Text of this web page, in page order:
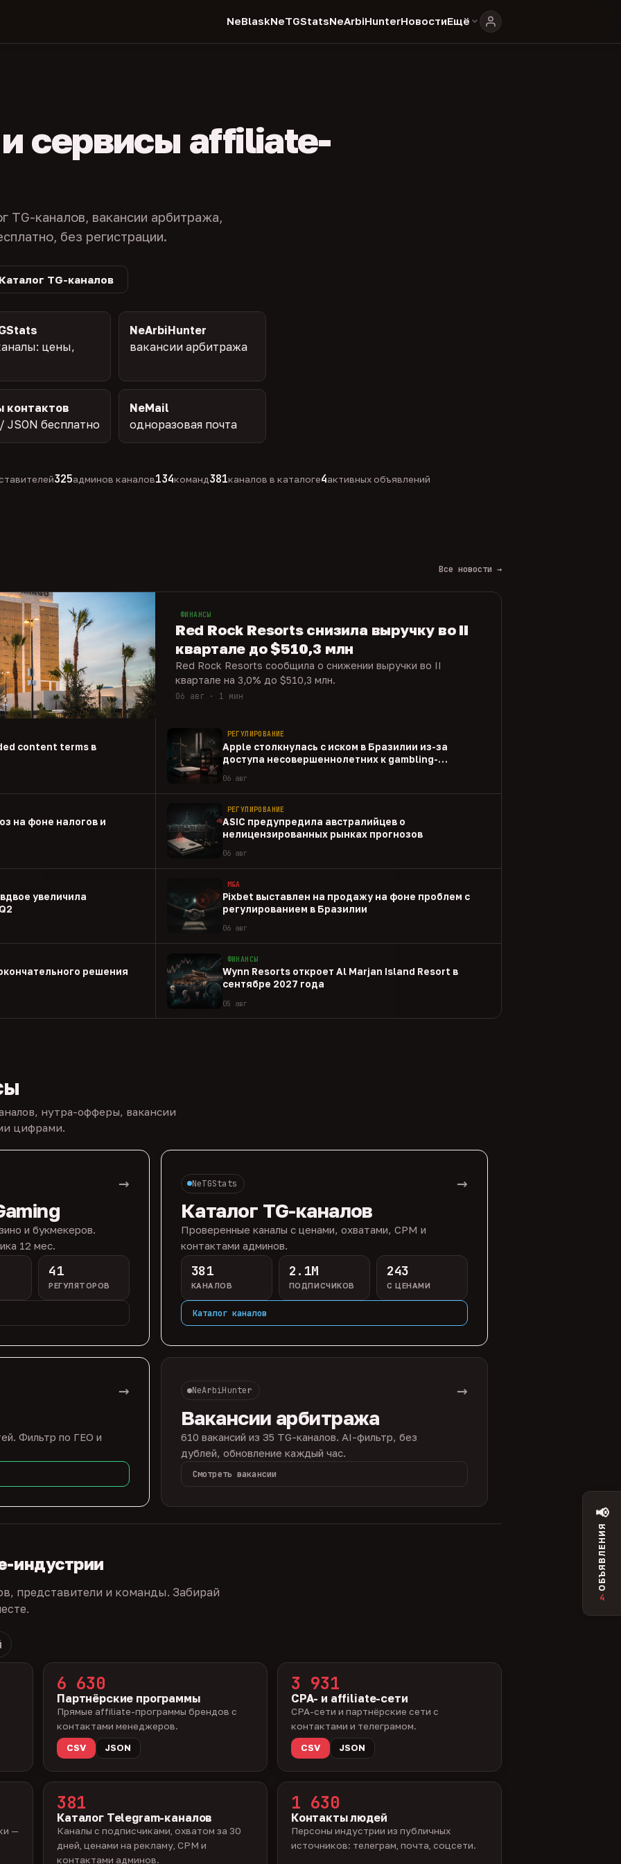
NeBlaskNeTGStatsNeArbiHunterНовостиЕщё
сервисы affiliate-
TG-каналов, вакансии арбитража,
без регистрации.
TG-каналов
цены,
NeArbiHunter
вакансии арбитража
контактов
JSON бесплатно
NeMail
одноразовая почта
325админов каналов134команд381каналов в каталоге4активных объявлений
Все новости →
ФИНАНСЫ
Red Rock Resorts снизила выручку во II
квартале до $510,3 млн
Red Rock Resorts сообщила о снижении выручки во II
квартале на 3,0% до $510,3 млн.
06 авг · 1 мин
content terms в
РЕГУЛИРОВАНИЕ
Apple столкнулась с иском в Бразилии из-за
доступа несовершеннолетних к gambling-
06 авг
на фоне налогов и
РЕГУЛИРОВАНИЕ
ASIC предупредила австралийцев о
нелицензированных рынках прогнозов
06 авг
увеличила
M&A
Pixbet выставлен на продажу на фоне проблем с
регулированием в Бразилии
06 авг
решения
ФИНАНСЫ
Wynn Resorts откроет Al Marjan Island Resort в
сентябре 2027 года
05 авг
нутра-офферы, вакансии
цифрами.
→
и букмекеров.
12 мес.
41
РЕГУЛЯТОРОВ
NeTGStats →
Каталог TG-каналов
Проверенные каналы с ценами, охватами, CPM и
контактами админов.
381
КАНАЛОВ
2.1M
ПОДПИСЧИКОВ
243
С ЦЕНАМИ
Каталог каналов
→
Фильтр по ГЕО и
NeArbiHunter →
Вакансии арбитража
610 вакансий из 35 TG-каналов. AI-фильтр, без
дублей, обновление каждый час.
Смотреть вакансии
индустрии
представители и команды. Забирай
6 630
Партнёрские программы
Прямые affiliate-программы брендов с
контактами менеджеров.
CSV
JSON
3 931
CPA- и affiliate-сети
CPA-сети и партнёрские сети с
контактами и телеграмом.
CSV
JSON
—
381
Каталог Telegram-каналов
Каналы с подписчиками, охватом за 30
дней, ценами на рекламу, CPM и
контактами админов.
1 630
Контакты людей
Персоны индустрии из публичных
источников: телеграм, почта, соцсети.
📢
ОБЪЯВЛЕНИЯ
4